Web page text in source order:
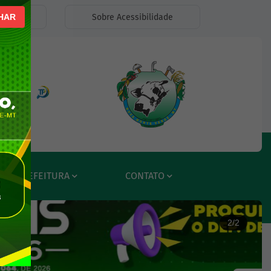
Sobre Acessibilidade
a Rede Social Facebook
a Rede Social Instagram
Acessar a Rede Social Radar
PREFEITURA CONTATO
2/2